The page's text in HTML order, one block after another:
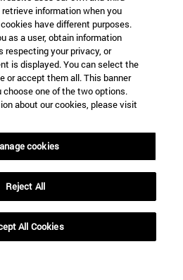
ventana)
ventana)
en nueva ventana)
(abre en nueva ventana)
(abre en nueva ventana)
information when you
have different purposes.
as a user, obtain information
respecting your privacy, or
is displayed. You can select the
or accept them all. This banner
one of the two options.
about our cookies, please visit
cookies
Reject All
All Cookies